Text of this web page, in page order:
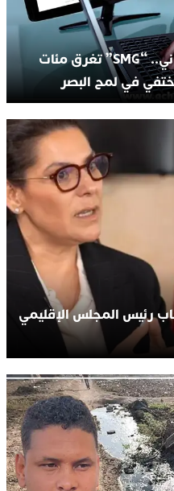
تسونامي النصب الإلكتروني.. “SMG” تغرق مئات
في لمح البصر
رئيس المجلس الإقليمي